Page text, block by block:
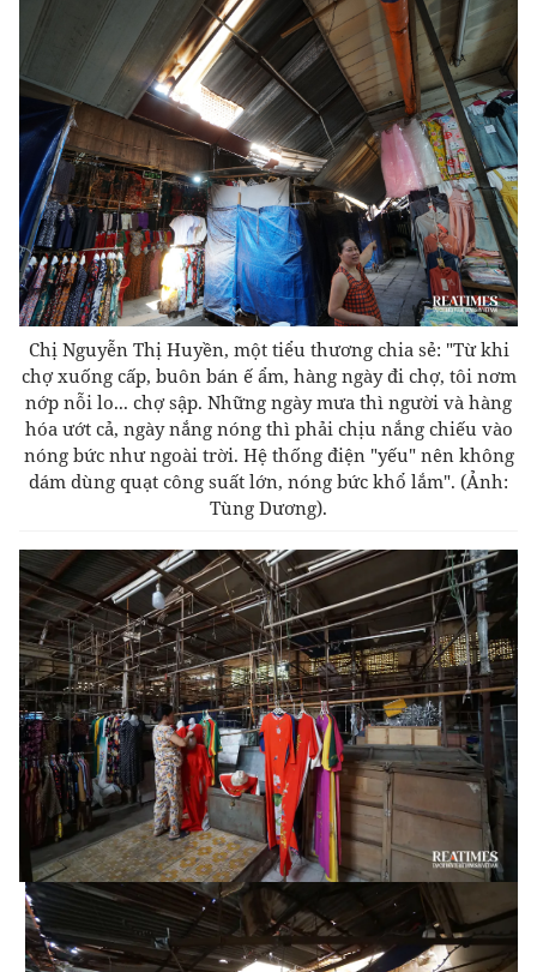
Chị Nguyễn Thị Huyền, một tiểu thương chia sẻ: "Từ khi
chợ xuống cấp, buôn bán ế ẩm, hàng ngày đi chợ, tôi nơm
nớp nỗi lo... chợ sập. Những ngày mưa thì người và hàng
hóa ướt cả, ngày nắng nóng thì phải chịu nắng chiếu vào
nóng bức như ngoài trời. Hệ thống điện "yếu" nên không
dám dùng quạt công suất lớn, nóng bức khổ lắm". (Ảnh:
Tùng Dương).